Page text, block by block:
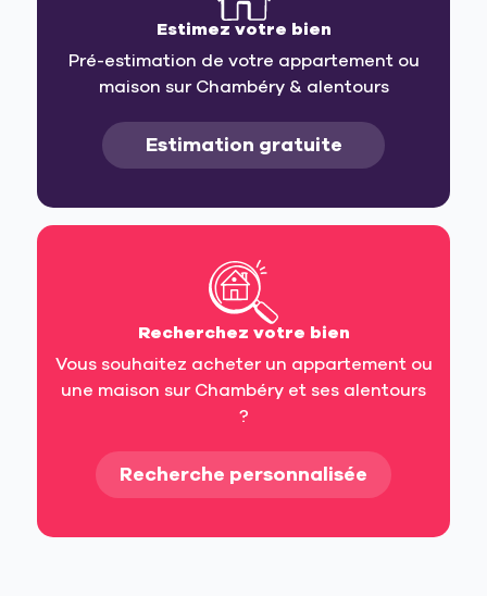
Estimez votre bien
Pré-estimation de votre appartement ou
maison sur Chambéry & alentours
Estimation gratuite
Recherchez votre bien
Vous souhaitez acheter un appartement ou
une maison sur Chambéry et ses alentours
?
Recherche personnalisée